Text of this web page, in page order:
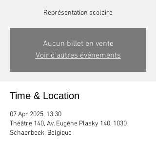
Représentation scolaire
Aucun billet en vente
Voir d'autres événements
Time & Location
07 Apr 2025, 13:30
Théâtre 140, Av. Eugène Plasky 140, 1030
Schaerbeek, Belgique